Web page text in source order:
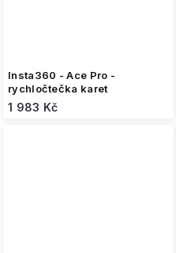
Insta360 - Ace Pro -
rychločtečka karet
1 983 Kč